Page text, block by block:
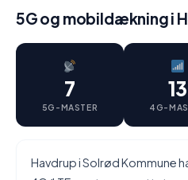
5G og mobildækning i
7
5G-MASTER
13
4G-
Havdrup i Solrød Kommune